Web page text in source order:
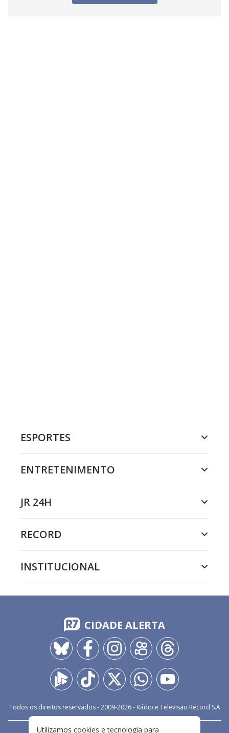
ESPORTES
ENTRETENIMENTO
JR 24H
RECORD
INSTITUCIONAL
CIDADE ALERTA
Todos os direitos reservados - 2009-2026- Rádio e Televisão Record S.A
Utilizamos cookies e tecnologia para